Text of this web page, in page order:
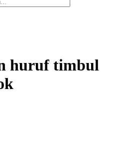
huruf timbul